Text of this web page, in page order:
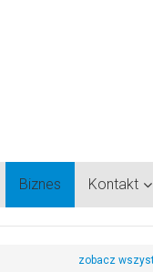
Biznes Kontakt